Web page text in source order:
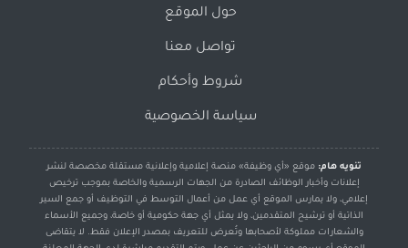
حول الموقع
تواصل معنا
شروط وأحكام
سياسة الخصوصية
تنويه هام: موقع «أي وظيفة» منصة إعلامية وإعلانية مستقلة مخصصة لنشر
إعلانات وأخبار الوظائف الصادرة من الجهات الرسمية والخاصة بموجب ترخيص
إعلامي، ولا يمارس الموقع أي عمل من أعمال التوسط في التوظيف أو جمع السير
الذاتية أو ترشيح المتقدمين، ولا يمثل أي جهة حكومية أو خاصة، وجميع الأسماء
والشعارات مملوكة لأصحابها وتُعرض للتعريف بمصدر الإعلان فقط. لا يتقاضى